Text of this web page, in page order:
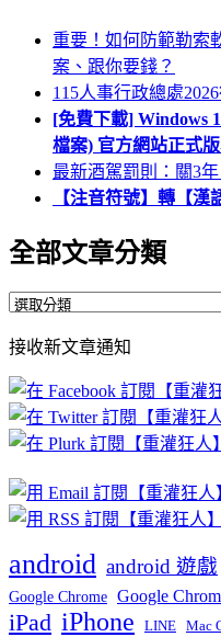
重要！如何防範勒索
案、跟你要錢？
115人事行政總處
[免費下載] Windows
檔案) 官方網站正式
最新酒駕罰則：關3
【注音符號】轉【
全部文章分類
全
文
章
分
類
接收新文章通知
android android 遊戲
Google Chrome Google
iPad iPhone LINE Mac